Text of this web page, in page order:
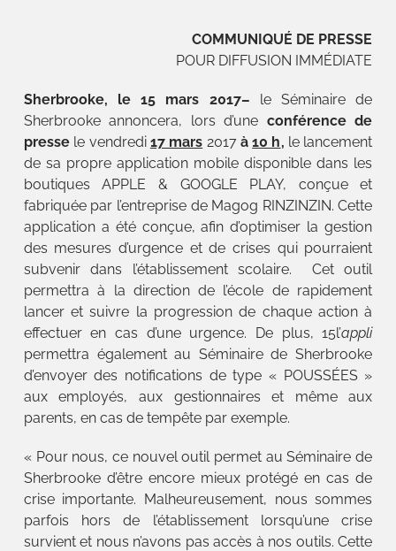
COMMUNIQUÉ DE PRESSE
POUR DIFFUSION IMMÉDIATE
Sherbrooke, le 15 mars 2017– le Séminaire de
Sherbrooke annoncera, lors d’une conférence de
presse le vendredi 17 mars 2017 à10 h, le lancement
de sa propre application mobile disponible dans les
boutiques APPLE & GOOGLE PLAY, conçue et
fabriquée par l’entreprise de Magog RINZINZIN. Cette
application a été conçue, afin d’optimiser la gestion
des mesures d’urgence et de crises qui pourraient
subvenir dans l’établissement scolaire. Cet outil
permettra à la direction de l’école de rapidement
lancer et suivre la progression de chaque action à
effectuer en cas d’une urgence. De plus, 15l’appli
permettra également au Séminaire de Sherbrooke
d’envoyer des notifications de type « POUSSÉES »
aux employés, aux gestionnaires et même aux
parents, en cas de tempête par exemple.
« Pour nous, ce nouvel outil permet au Séminaire de
Sherbrooke d’être encore mieux protégé en cas de
crise importante. Malheureusement, nous sommes
parfois hors de l’établissement lorsqu’une crise
survient et nous n’avons pas accès à nos outils. Cette